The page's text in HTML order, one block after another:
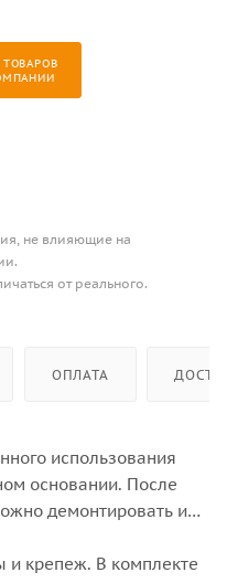
не влияющие на
от реального.
ОПЛАТА
использования
основании. После
демонтировать и
и крепеж. В комплекте